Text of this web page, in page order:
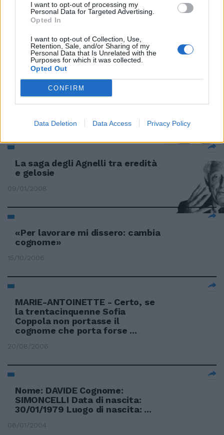
I want to opt-out of processing my
Personal Data for Targeted Advertising.
Opted In
I want to opt-out of Collection, Use,
Retention, Sale, and/or Sharing of my
Personal Data that Is Unrelated with the
Purposes for which it was collected.
Opted Out
CONFIRM
Data Deletion Data Access Privacy Policy
Solo la destra promuove il
02/10/2009
Arisa: "E' cominciata la mia
favola"
La saga degli Agnelli tra eredità
e gelosie
09/01/2008
«Per lavorare mi dissero: cambia
cognome»
15/10/2006
MARIE-ANTOINETTE - Certo, se
la trentacinquenne Sofia
Coppola non portasse il
cognome che porta forse ...
20/08/2006
Nome: DAVIDE Cognome:
SIMONCELLI Data di nascita:
30/01/1979 Luogo di nascita: ...
06/01/2004